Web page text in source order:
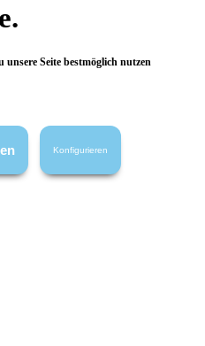
zzgl. Versandkosten
angegeben.
Seite bestmöglich nutzen
Konfigurieren